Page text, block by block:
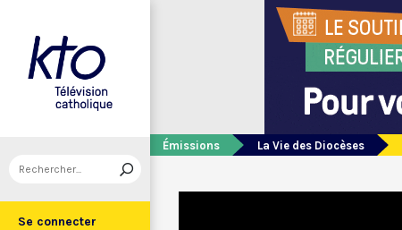
Se connecter
Émissions La Vie des Diocèses